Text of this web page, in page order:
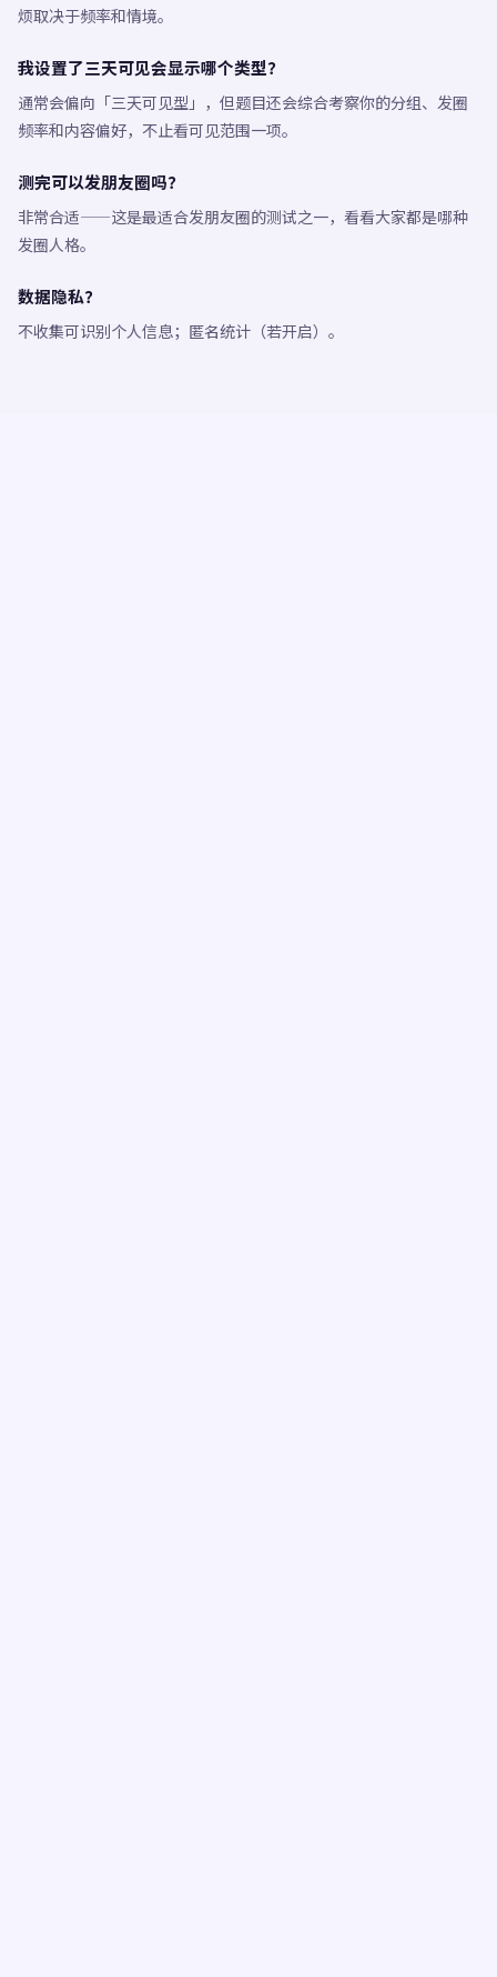
烦取决于频率和情境。
我设置了三天可见会显示哪个类型？
通常会偏向「三天可见型」，但题目还会综合考察你的分组、发圈
频率和内容偏好，不止看可见范围一项。
测完可以发朋友圈吗？
非常合适——这是最适合发朋友圈的测试之一，看看大家都是哪种
发圈人格。
数据隐私？
不收集可识别个人信息；匿名统计（若开启）。